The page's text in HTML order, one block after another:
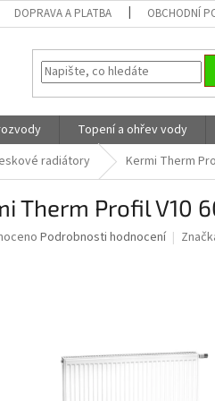
DOPRAVA A PLATBA OBCHODNÍ
Topení a ohřev vody
radiátory
Kermi Therm
Therm Profil V10
Podrobnosti hodnocení